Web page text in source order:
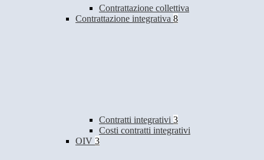
Contrattazione collettiva
Contrattazione integrativa 8
Contratti integrativi 3
Costi contratti integrativi
OIV 3